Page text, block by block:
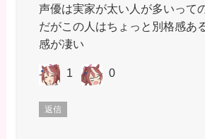
声優は実家が太い人が多いって
だがこの人はちょっと別格感あ
感が凄い
1 0
返信